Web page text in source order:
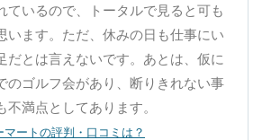
ているので、トータルで見ると可も
います。ただ、休みの日も仕事にい
だとは言えないです。あとは、仮に
のゴルフ会があり、断りきれない事
満点としてあります。
ートの評判・口コミは？